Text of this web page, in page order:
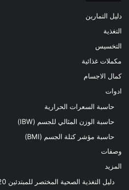
دليل التمارين
التغذية
التخسيس
مكملات غذائية
كمال الاجسام
ادوات
حاسبة السعرات الحرارية
حاسبة الوزن المثالي للجسم (IBW)
حاسبة مؤشر كتلة الجسم (BMI)
وصفات
المزيد
دليل التغذية الصحية المختصر للمبتدئين 2020​